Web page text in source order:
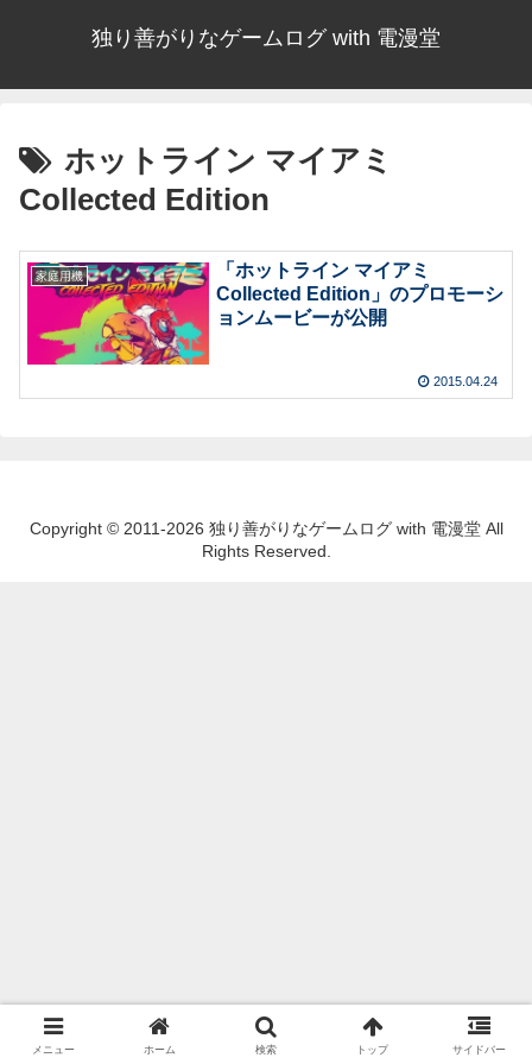
独り善がりなゲームログ with 電漫堂
ホットライン マイアミ
Collected Edition
家庭用機
「ホットライン マイアミ
Collected Edition」のプロモーシ
ョンムービーが公開
2015.04.24
Copyright © 2011-2026 独り善がりなゲームログ with 電漫堂 All
Rights Reserved.
メニュー ホーム 検索 トップ サイドバー